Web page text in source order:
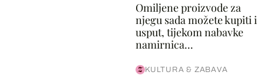
Omiljene proizvode za
njegu sada možete kupiti i
usput, tijekom nabavke
namirnica...
KULTURA & ZABAVA